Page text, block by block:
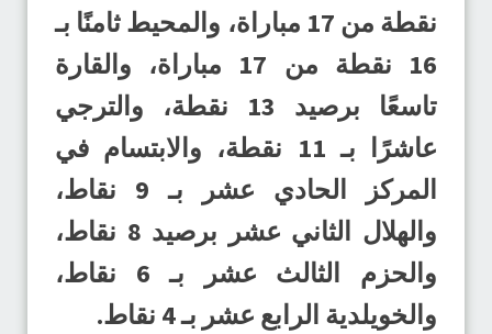
نقطة من 17 مباراة، والمحيط ثامنًا بـ
16 نقطة من 17 مباراة، والقارة
تاسعًا برصيد 13 نقطة، والترجي
عاشرًا بـ 11 نقطة، والابتسام في
المركز الحادي عشر بـ 9 نقاط،
والهلال الثاني عشر برصيد 8 نقاط،
والحزم الثالث عشر بـ 6 نقاط،
والخويلدية الرابع عشر بـ 4 نقاط.